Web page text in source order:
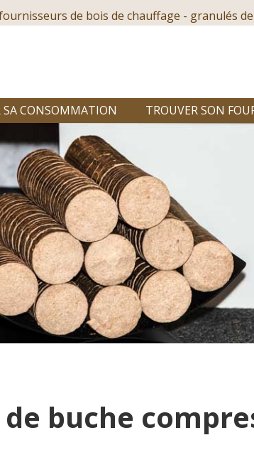
de bois de chauffage - granulés
SA CONSOMMATION TROUVER SON
buche